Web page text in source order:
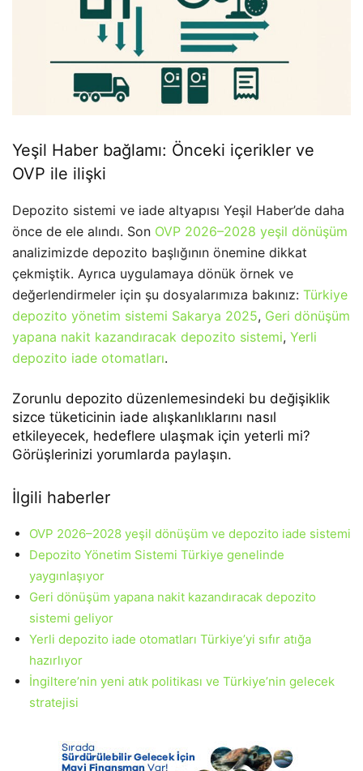
Yeşil Haber bağlamı: Önceki içerikler ve
OVP ile ilişki
Depozito sistemi ve iade altyapısı Yeşil Haber’de daha
önce de ele alındı. Son OVP 2026–2028 yeşil dönüşüm
analizimizde depozito başlığının önemine dikkat
çekmiştik. Ayrıca uygulamaya dönük örnek ve
değerlendirmeler için şu dosyalarımıza bakınız: Türkiye
depozito yönetim sistemi Sakarya 2025, Geri dönüşüm
yapana nakit kazandıracak depozito sistemi, Yerli
depozito iade otomatları.
Zorunlu depozito düzenlemesindeki bu değişiklik
sizce tüketicinin iade alışkanlıklarını nasıl
etkileyecek, hedeflere ulaşmak için yeterli mi?
Görüşlerinizi yorumlarda paylaşın.
İlgili haberler
OVP 2026–2028 yeşil dönüşüm ve depozito iade sistemi
Depozito Yönetim Sistemi Türkiye genelinde
yaygınlaşıyor
Geri dönüşüm yapana nakit kazandıracak depozito
sistemi geliyor
Yerli depozito iade otomatları Türkiye’yi sıfır atığa
hazırlıyor
İngiltere’nin yeni atık politikası ve Türkiye’nin gelecek
stratejisi